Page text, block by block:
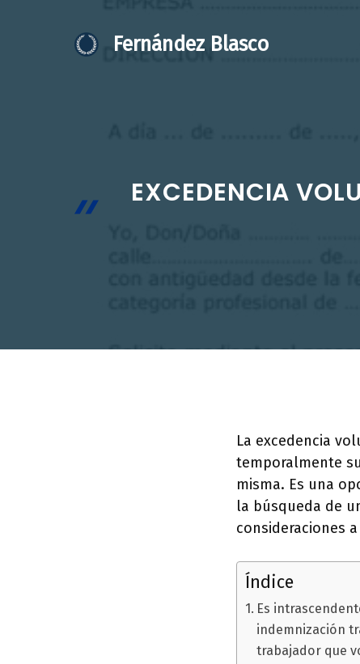
Fernández Blasco
EXCEDENCIA
La excedencia
temporalmente
misma. Es una
la búsqueda de
consideraciones
Índice
Es
indemnización
trabajador que